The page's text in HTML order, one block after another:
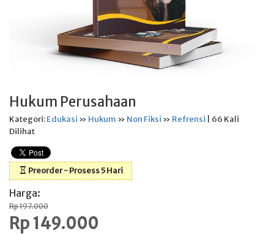
Hukum Perusahaan
Kategori:Edukasi » Hukum » Non Fiksi » Refrensi | 66 Kali
Dilihat
Preorder - Prosess 5 Hari
Harga:
Rp 197.000
Rp 149.000